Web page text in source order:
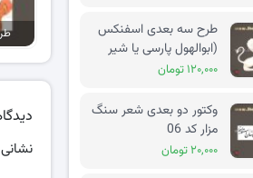
طرح سه بعدی اسفنکس
(ابوالهول پارسی یا شیر
بالدار) کد 02
۱۲۰,۰۰۰ تومان
وکتور دو بعدی شعر سنگ
مزار کد 06
۲۰,۰۰۰ تومان